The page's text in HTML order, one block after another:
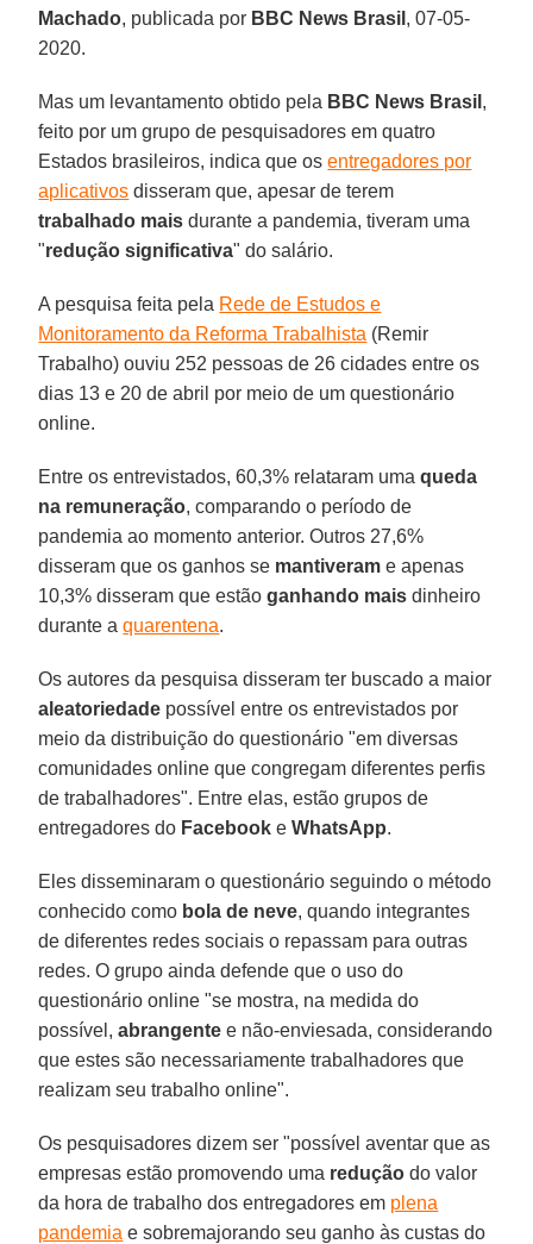
Machado, publicada por BBC News Brasil , 07-05-
2020.
Mas um levantamento obtido pela BBC News Brasil ,
feito por um grupo de pesquisadores em quatro
Estados brasileiros, indica que osentregadores por
aplicativos disseram que, apesar de terem
trabalhado mais durante a pandemia, tiveram uma
"redução significativa" do salário.
A pesquisa feita pela Rede de Estudos e
Monitoramento da Reforma Trabalhista (Remir
Trabalho) ouviu 252 pessoas de 26 cidades entre os
dias 13 e 20 de abril por meio de um questionário
online.
Entre os entrevistados, 60,3% relataram umaqueda
na remuneração, comparando o período de
pandemia ao momento anterior. Outros 27,6%
disseram que os ganhos se mantiveram e apenas
10,3% disseram que estãoganhando mais dinheiro
durante aquarentena.
Os autores da pesquisa disseram ter buscado a maior
aleatoriedade possível entre os entrevistados por
meio da distribuição do questionário "em diversas
comunidades online que congregam diferentes perfis
de trabalhadores". Entre elas, estão grupos de
entregadores do Facebook eWhatsApp.
Eles disseminaram o questionário seguindo o método
conhecido como bola de neve, quando integrantes
de diferentes redes sociais o repassam para outras
redes. O grupo ainda defende que o uso do
questionário online "se mostra, na medida do
possível,abrangente e não-enviesada, considerando
que estes são necessariamente trabalhadores que
realizam seu trabalho online".
Os pesquisadores dizem ser "possível aventar que as
empresas estão promovendo uma redução do valor
da hora de trabalho dos entregadores em plena
pandemia e sobremajorando seu ganho às custas do